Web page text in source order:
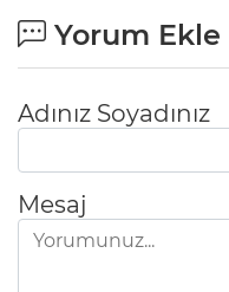
Yorum Ekle
Adınız Soyadınız
Mesaj